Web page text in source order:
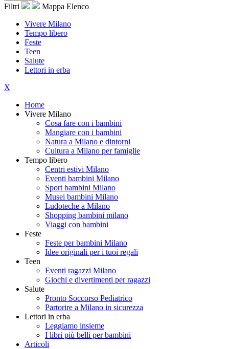
Filtri Mappa Elenco
Vivere Milano
Tempo libero
Feste
Teen
Salute
Lettori in erba
X
Home
Vivere Milano
Cosa fare con i bambini
Mangiare con i bambini
Natura a Milano e dintorni
Cultura a Milano per famiglie
Tempo libero
Centri estivi Milano
Eventi bambini Milano
Sport bambini Milano
Musei bambini Milano
Ludoteche a Milano
Shopping bambini milano
Viaggi con bambini
Feste
Feste per bambini Milano
Idee originali per i tuoi regali
Teen
Eventi ragazzi Milano
Giochi e divertimenti per ragazzi
Salute
Pronto Soccorso Pediatrico
Partorire a Milano in sicurezza
Lettori in erba
Leggiamo insieme
I libri più belli per bambini
Articoli